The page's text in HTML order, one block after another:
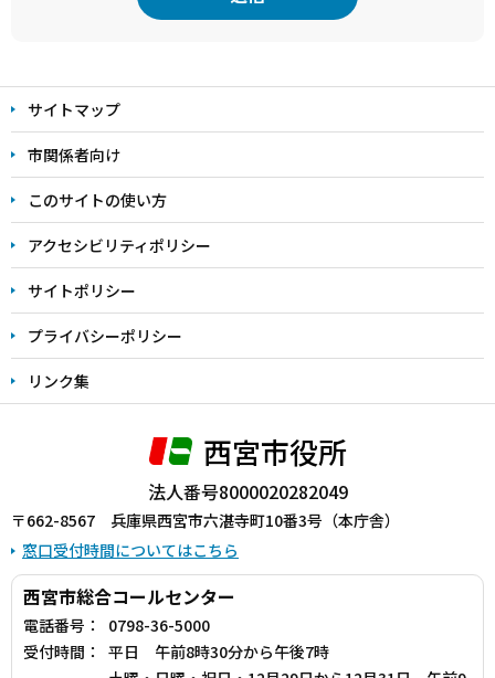
文
こ
こ
ま
で
サイトマップ
市関係者向け
このサイトの使い方
アクセシビリティポリシー
サイトポリシー
プライバシーポリシー
リンク集
西宮市役所
法人番号8000020282049
〒662-8567 兵庫県西宮市六湛寺町10番3号（本庁舎）
窓口受付時間についてはこちら
西宮市総合コールセンター
電話番号：
0798-36-5000
受付時間：
平日 午前8時30分から午後7時